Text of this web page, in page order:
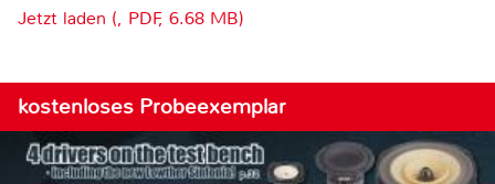
Jetzt laden (, PDF, 6.68 MB)
kostenloses Probeexemplar